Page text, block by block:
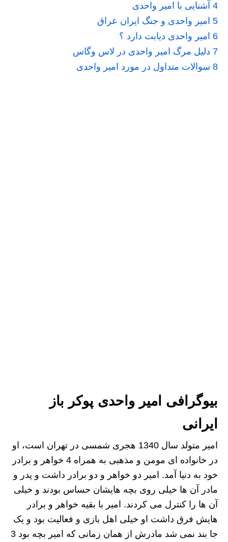
4 آشنایی با امیر واحدی
5 امیر واحدی و جنگ ایران عراق
6 امیر واحدی دیابت دارد ؟
7 دلیل مرگ امیر واحدی در لاس وگاس
8 سوالات متداول در مورد امیر واحدی
بیوگرافی امیر واحدی پوکر باز
ایرانی
امیر متولد سال 1340 هجری شمسی در تهران است، او
در خانواده ای مومن و مذهبی به همراه 4 خواهر و برادر
خود به دنیا آمد. امیر دو خواهر و دو برادر داشت و پدر و
مادر آن ها خیلی روی بچه هایشان حساس بودند و خیلی
آن ها را کنترل می کردند. امیر با بقیه خواهر و برادر
هایش فرق داشت او خیلی اهل بازی و فعالیت بود و یک
جا بند نمی شد مادرش از همان زمانی که امیر بچه بود 3